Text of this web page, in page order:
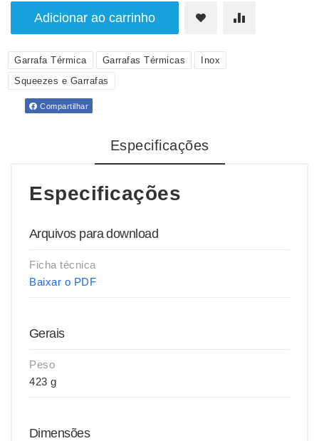
Adicionar ao carrinho
Garrafa Térmica Garrafas Térmicas
Inox
Squeezes e Garrafas
Compartilhar
Especificações
Especificações
Arquivos para download
Ficha técnica
Baixar o PDF
Gerais
Peso
423 g
Dimensões